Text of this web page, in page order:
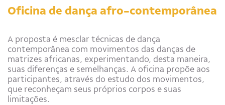
Visite
Editais
Escola
Fale conosco
Oficina de dança afro-contemporânea
A proposta é mesclar técnicas de dança
contemporânea com movimentos das danças de
matrizes africanas, experimentando, desta maneira,
suas diferenças e semelhanças. A oficina propõe aos
participantes, através do estudo dos movimentos,
que reconheçam seus próprios corpos e suas
limitações.